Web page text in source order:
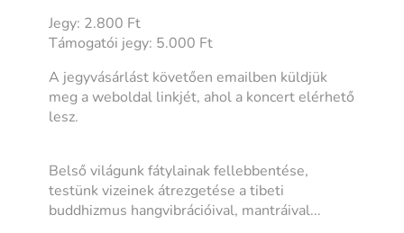
Jegy: 2.800 Ft
Támogatói jegy: 5.000 Ft
A jegyvásárlást követően emailben küldjük
meg a weboldal linkjét, ahol a koncert elérhető
lesz.
Belső világunk fátylainak fellebbentése,
testünk vizeinek átrezgetése a tibeti
buddhizmus hangvibrációival, mantráival...